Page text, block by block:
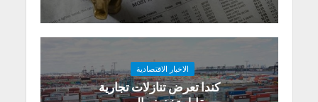
الاخبار الاقتصادية
كندا تعرض تنازلات تجارية